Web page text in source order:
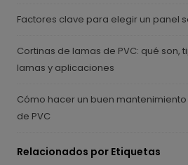
Factores clave para elegir un panel
Cortinas de lamas de PVC: qué son,
lamas y aplicaciones
Cómo hacer un buen
de PVC
Relacionados por Etiquetas